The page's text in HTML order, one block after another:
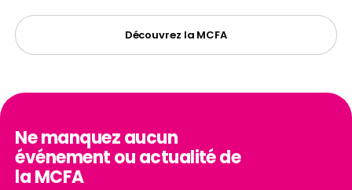
Découvrez la MCFA
Skip
to
top
page
Ne manquez aucun
événement ou actualité de
la MCFA